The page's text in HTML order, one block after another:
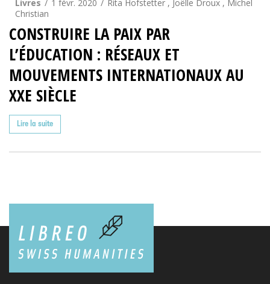
Livres 1 févr. 2020 Rita Hofstetter , Joëlle Droux , Michel
Christian
CONSTRUIRE LA PAIX PAR
L’ÉDUCATION : RÉSEAUX ET
MOUVEMENTS INTERNATIONAUX AU
XXE SIÈCLE
Lire la suite